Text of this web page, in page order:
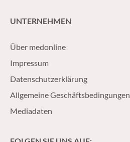
UNTERNEHMEN
Über medonline
Impressum
Datenschutzerklärung
Allgemeine Geschäftsbedingungen
Mediadaten